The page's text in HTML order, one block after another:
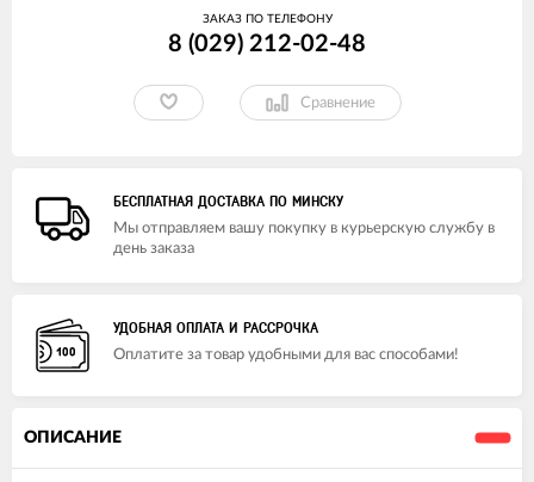
ЗАКАЗ ПО ТЕЛЕФОНУ
8 (029) 212-02-48
Сравнение
БЕСПЛАТНАЯ ДОСТАВКА ПО МИНСКУ
Мы отправляем вашу покупку в курьерскую службу в
день заказа
УДОБНАЯ ОПЛАТА И РАССРОЧКА
Оплатите за товар удобными для вас способами!
ОПИСАНИЕ